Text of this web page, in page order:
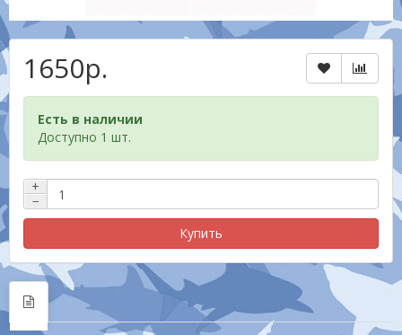
1650р.
Есть в наличии
Доступно 1 шт.
+
−
Купить